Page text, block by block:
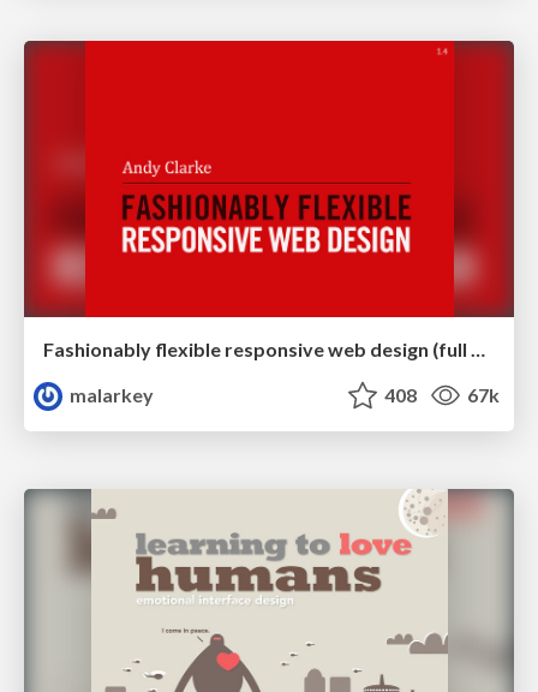
Fashionably flexible responsive web design (full day workshop)
malarkey
408 67k